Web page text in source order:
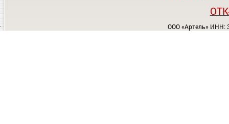
ООО «Артель» ИНН: